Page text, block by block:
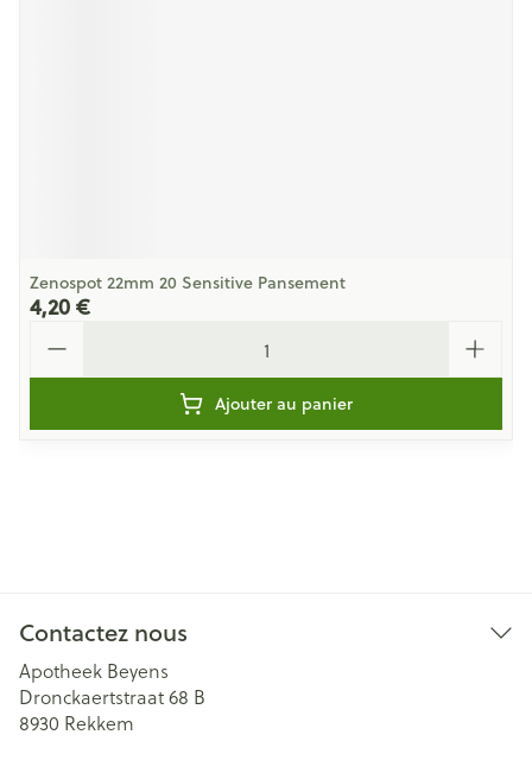
Zenospot 22mm 20 Sensitive Pansement
4,20 €
Ajouter au panier
Contactez nous
Apotheek Beyens
Dronckaertstraat 68 B
8930 Rekkem